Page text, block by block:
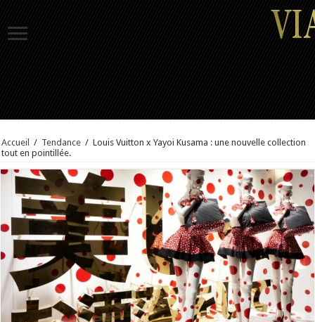
Accueil / Tendance / Louis Vuitton x Yayoi Kusama : une nouvelle collection
tout en pointillée.